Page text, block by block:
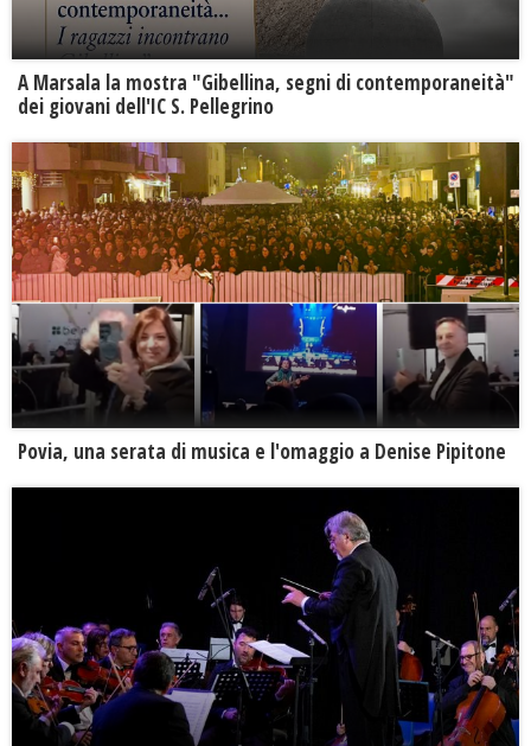
A Marsala la mostra "Gibellina, segni di contemporaneità"
dei giovani dell'IC S. Pellegrino
Povia, una serata di musica e l'omaggio a Denise Pipitone